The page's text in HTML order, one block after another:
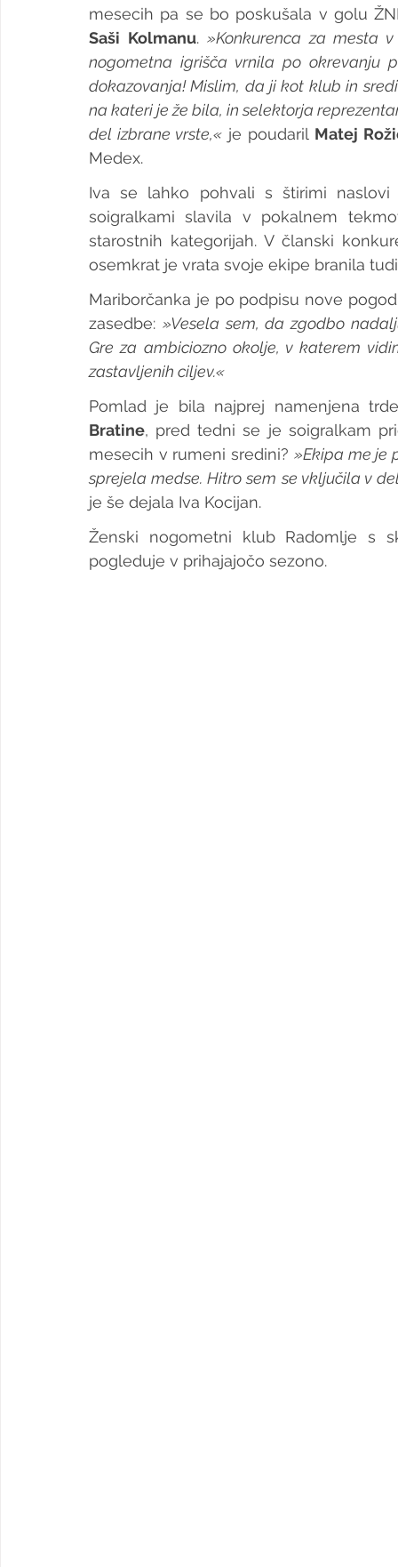
Saši Kolmanu. »Konkurenca za mesta
nogometna igrišča vrnila po okrevanju
dokazovanja! Mislim, da ji kot klub in
na kateri je že bila, in selektorja
del izbrane vrste,« je poudaril Matej
Medex.
Iva se lahko pohvali s štirimi
soigralkami slavila v pokalnem
starostnih kategorijah. V članski
osemkrat je vrata svoje ekipe branila
Mariborčanka je po podpisu nove
zasedbe: »Vesela sem, da zgodbo
Gre za ambiciozno okolje, v katerem
zastavljenih ciljev.«
Pomlad je bila najprej namenjena
Bratine, pred tedni se je soigralkam
mesecih v rumeni sredini? »Ekipa me je
sprejela medse. Hitro sem se vključila v
je še dejala Iva Kocijan.
Ženski nogometni klub Radomlje s
pogleduje v prihajajočo sezono.